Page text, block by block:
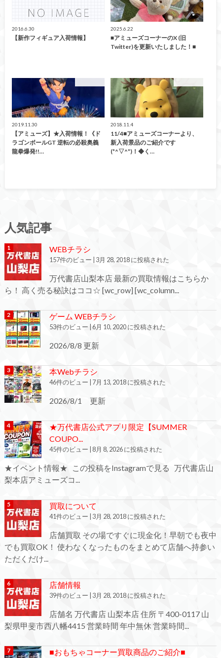
2016.6.30
【新作フィギュア入荷情報】
2025.6.22
■アミューズコーナーのX (旧
Twitter)を更新いたしました！■
2019.11.30
【アミューズ】★入荷情報！《ド
ラゴンボールGT 逆転の必殺奥義
龍拳爆発!!…
2018.11.4
11/4■アミューズコーナーより、
新入荷景品のご紹介です
(*^▽^*)！◆く…
人気記事
WEBチラシ
157件のビュー | 3月 28, 2018 に投稿された
万代書店山梨本店 最新の買取情報はこちらか
ら！ 高く売る秘訣はココ☆ [wc_row] [wc_column...
ゲーム WEBチラシ
53件のビュー |6月 10, 2020 に投稿された
2026/8/8 更新
本Webチラシ
46件のビュー | 7月 13, 2018 に投稿された
2026/8/1 更新
★万代書店公式アプリ限定【SUMMER
COUPO...
45件のビュー | 8月 8, 2026 に投稿された
★イベント情報★ この投稿をInstagramで見る 万代書店山
梨本店アミューズコ...
買取について
41件のビュー | 3月 28, 2018 に投稿された
店舗買取 その場ですぐに現金化！早朝でも夜中
でも買取OK！ 使わなくなったものをまとめて店舗へ持参い
ただくだけ...
店舗情報
39件のビュー | 3月 28, 2018 に投稿された
店舗名 万代書店 山梨本店 住所 〒400-0117 山
梨県甲斐市西八幡4415 営業時間 年中無休 営業時間...
■おもちゃコーナー買取商品のご紹介■